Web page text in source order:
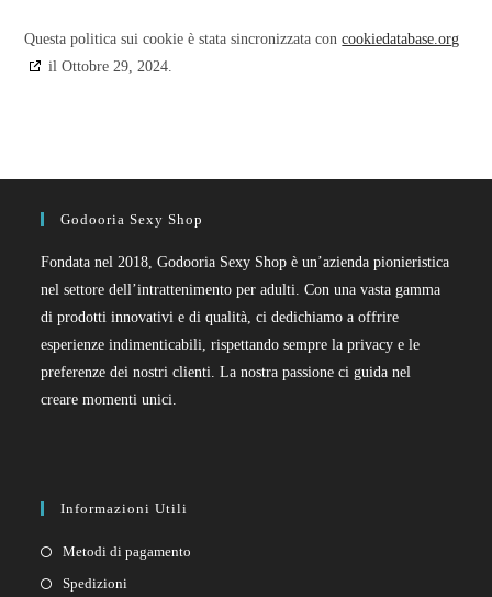
Questa politica sui cookie è stata sincronizzata concookiedatabase.org
il Ottobre 29, 2024.
Godooria Sexy Shop
Fondata nel 2018, Godooria Sexy Shop è un’azienda pionieristica
nel settore dell’intrattenimento per adulti. Con una vasta gamma
di prodotti innovativi e di qualità, ci dedichiamo a offrire
esperienze indimenticabili, rispettando sempre la privacy e le
preferenze dei nostri clienti. La nostra passione ci guida nel
creare momenti unici.
Informazioni Utili
Metodi di pagamento
Spedizioni